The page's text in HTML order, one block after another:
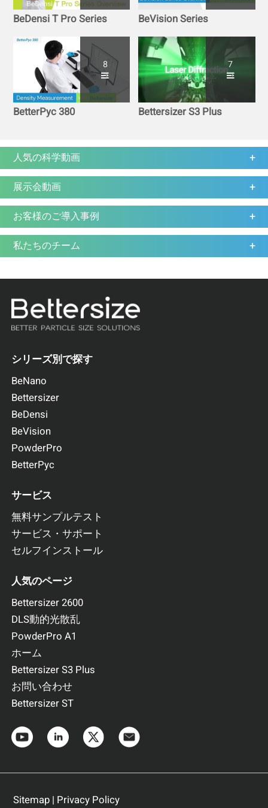
BeDensi T Pro Series BeVision Series
8
BetterPyc 380
7
Bettersizer S3 Plus
人気の科学動画
展示会動画
お客様のご導入事例
私たちのチーム
シリーズ別で探す
BeNano
Bettersizer
BeDensi
BeVision
PowderPro
BetterPyc
サービス
無料サンプルテスト
サービス・サポート
セルフインストール
人気のページ
Bettersizer 2600
DLS動的光散乱
PowderPro A1
ホーム
Bettersizer S3 Plus
お問い合わせ
Bettersizer ST
Sitemap| Privacy Policy